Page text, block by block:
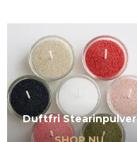
Duftfri Stearinpulver